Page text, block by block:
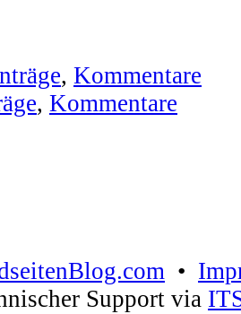
, Kommentare
, Kommentare
•
Support via